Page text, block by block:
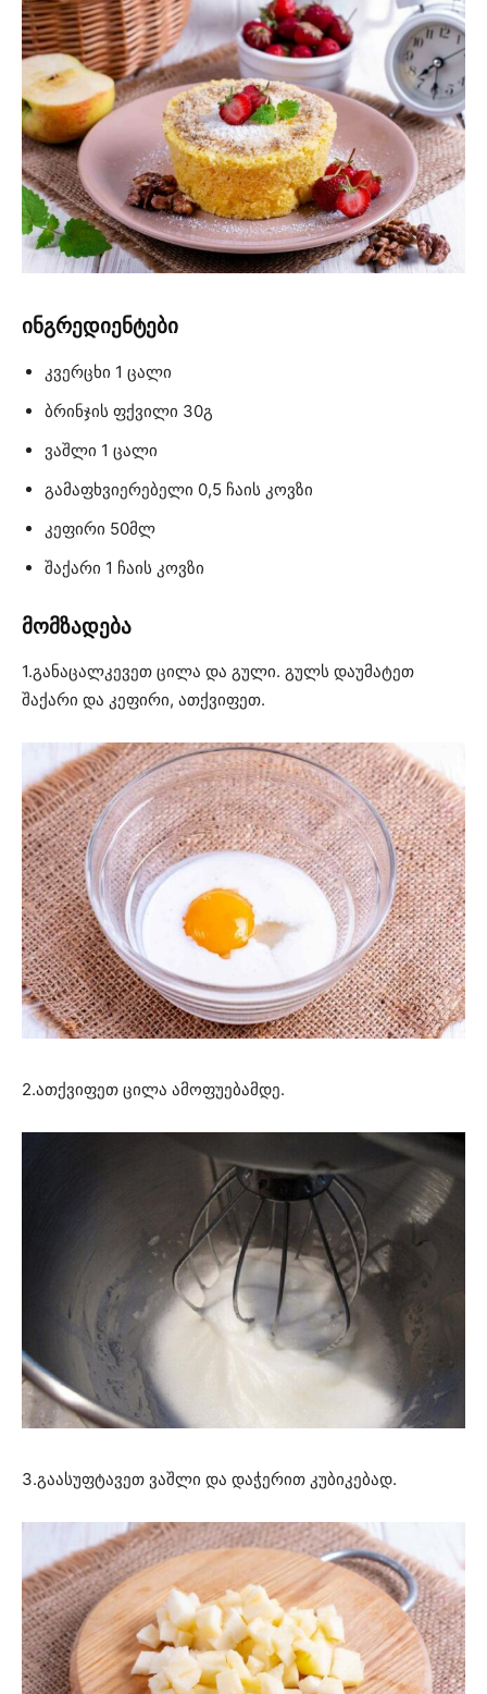
ინგრედიენტები
კვერცხი 1 ცალი
ბრინჯის ფქვილი 30გ
ვაშლი 1 ცალი
გამაფხვიერებელი 0,5 ჩაის კოვზი
კეფირი 50მლ
შაქარი 1 ჩაის კოვზი
მომზადება
1.განაცალკევეთ ცილა და გული. გულს დაუმატეთ
შაქარი და კეფირი, ათქვიფეთ.
2.ათქვიფეთ ცილა ამოფუებამდე.
3.გაასუფტავეთ ვაშლი და დაჭერით კუბიკებად.